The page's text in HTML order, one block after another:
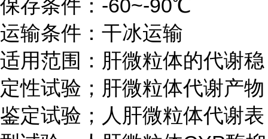
保存条件：-60~-90℃
运输条件：干冰运输
适用范围：肝微粒体的代谢稳
定性试验；肝微粒体代谢产物
鉴定试验；人肝微粒体代谢表